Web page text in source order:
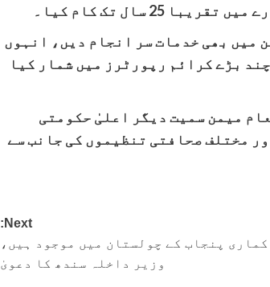
سال تک کام کیا۔
میں بھی خدمات سر انجام دیں، انہوں
بڑے کرائم رپورٹرز میں شمار کیا
میمن سمیت دیگر اعلیٰ حکومتی
مختلف صحافتی تنظیموں کی جانب سے
Next:
کماری پنجاب کے چولستان میں موجود ہیں،
وزیر داخلہ سندھ کا دعویٰ